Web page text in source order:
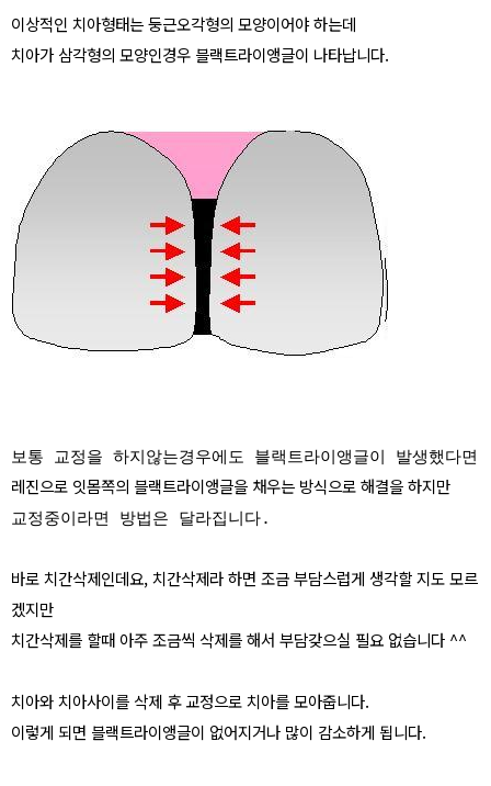
이상적인 치아형태는 둥근오각형의 모양이어야 하는데
치아가 삼각형의 모양인경우 블랙트라이앵글이 나타납니다.
보통 교정을 하지않는경우에도 블랙트라이앵글이 발생했다면
레진으로 잇몸쪽의 블랙트라이앵글을 채우는 방식으로 해결을 하지만
교정중이라면 방법은 달라집니다.
바로 치간삭제인데요, 치간삭제라 하면 조금 부담스럽게 생각할 지도 모르
겠지만
치간삭제를 할때 아주 조금씩 삭제를 해서 부담갖으실 필요 없습니다 ^^
치아와 치아사이를 삭제 후 교정으로 치아를 모아줍니다.
이렇게 되면 블랙트라이앵글이 없어지거나 많이 감소하게 됩니다.